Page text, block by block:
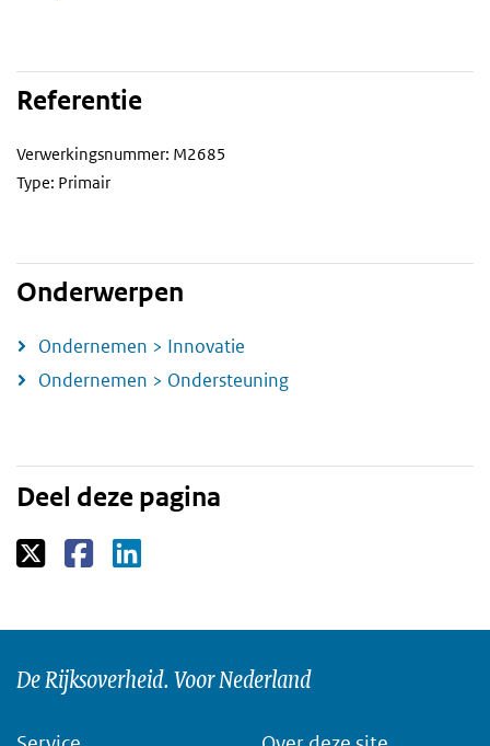
Referentie
Verwerkingsnummer: M2685
Type: Primair
Onderwerpen
Ondernemen > Innovatie
Ondernemen > Ondersteuning
Deel deze pagina
De Rijksoverheid. Voor Nederland